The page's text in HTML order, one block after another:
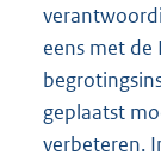
eens met de
geplaatst
verbeteren.